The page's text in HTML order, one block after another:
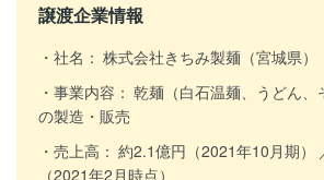
譲渡企業情報
社名： 株式会社きちみ製麺（宮城県）
事業内容： 乾麺（白石温麺、うどん、
の製造・販売
売上高： 約2.1億円（2021年10月期）
（2021年2月時点）